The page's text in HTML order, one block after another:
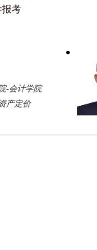
报考
-会计学院
产定价